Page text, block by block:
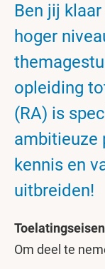
Ben jij
hoger
opleiding
(RA) is
ambitieuze
kennis en
uitbreiden!
Toelatingseisen
Om deel te